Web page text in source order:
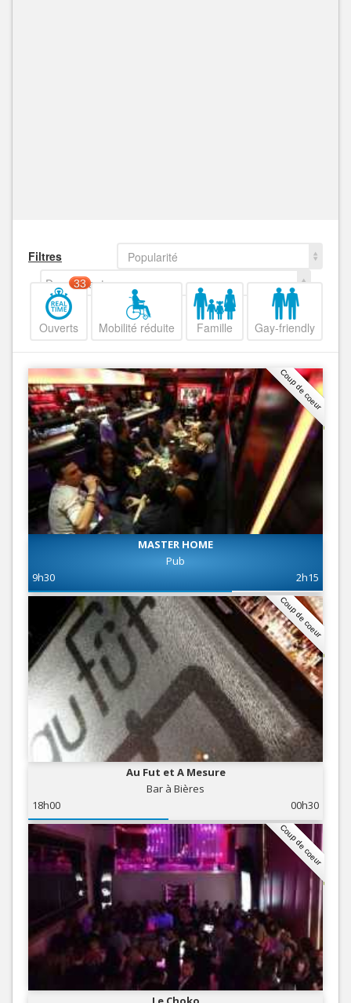
Filtres
Popularité
Decroissant
Ouverts
33
Mobilité réduite Famille Gay-friendly
Coup de coeur
MASTER HOME
Pub
9h30
2h15
Coup de coeur
Au Fut et A Mesure
Bar à Bières
18h00
00h30
Coup de coeur